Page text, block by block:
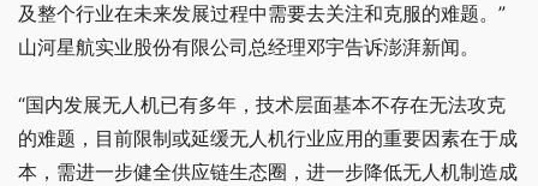
及整个行业在未来发展过程中需要去关注和克服的难题。”
山河星航实业股份有限公司总经理邓宇告诉澎湃新闻。
“国内发展无人机已有多年，技术层面基本不存在无法攻克
的难题，目前限制或延缓无人机行业应用的重要因素在于成
本，需进一步健全供应链生态圈，进一步降低无人机制造成